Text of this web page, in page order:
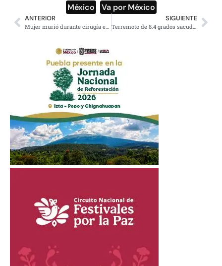
México Va por México
ANTERIOR
Mujer murió durante cirugía estética y resucitó con terribles secuelas
SIGUIENTE
Terremoto de 8.4 grados sacude la región de Baikal en Rusia